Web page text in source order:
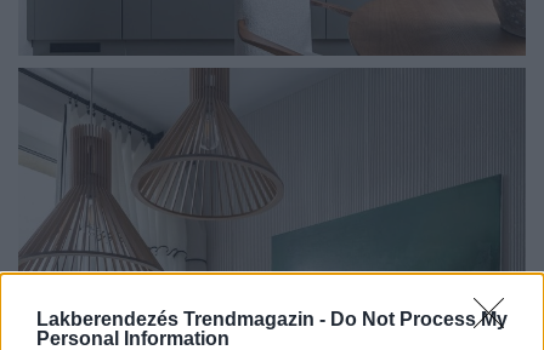
Lakberendezés Trendmagazin - Do Not Process My
Personal Information